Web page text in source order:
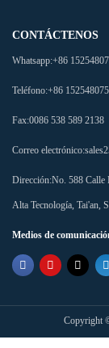
CONTÁCTENOS
Whatsapp:+86
Teléfono:+86
Fax:0086 538 589 2138
Correo electrónico:
Dirección:No. 588 Calle
Alta Tecnología, Tai'an,
Medios de
Copyright